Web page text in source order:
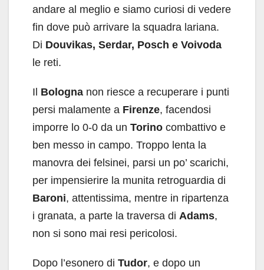
andare al meglio e siamo curiosi di vedere
fin dove può arrivare la squadra lariana.
Di Douvikas, Serdar, Posch e Voivoda
le reti.
Il Bologna non riesce a recuperare i punti
persi malamente a Firenze, facendosi
imporre lo 0-0 da un Torino combattivo e
ben messo in campo. Troppo lenta la
manovra dei felsinei, parsi un po’ scarichi,
per impensierire la munita retroguardia di
Baroni, attentissima, mentre in ripartenza
i granata, a parte la traversa di Adams,
non si sono mai resi pericolosi.
Dopo l’esonero di Tudor, e dopo un